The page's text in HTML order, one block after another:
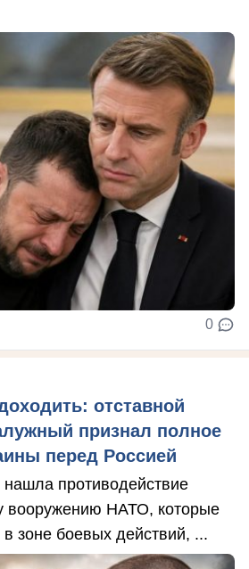
0
отставной
признал полное
перед Россией
нашла противодействие
вооружению НАТО, которые
зоне боевых действий, ...